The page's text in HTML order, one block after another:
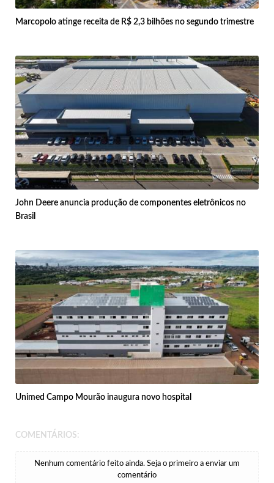
Marcopolo atinge receita de R$ 2,3 bilhões no segundo trimestre
John Deere anuncia produção de componentes eletrônicos no
Brasil
Unimed Campo Mourão inaugura novo hospital
COMENTÁRIOS:
Nenhum comentário feito ainda. Seja o primeiro a enviar um
comentário